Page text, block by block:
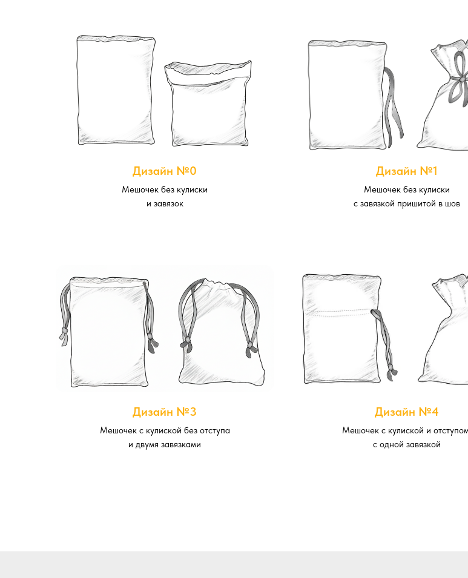
Дизайн №0
Мешочек без кулиски
и завязок
Дизайн №1
Мешочек без кулиски
с завязкой пришитой в шов
Дизайн №3
Мешочек с кулиской без отступа
и двумя завязками
Дизайн №4
Мешочек с кулиской и
с одной завязкой